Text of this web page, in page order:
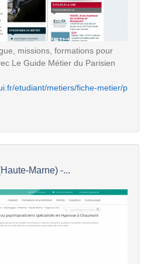
missions, formations pour
Le Guide Métier du Parisien
etudiant/metiers/fiche-metier/p
Marne) -...